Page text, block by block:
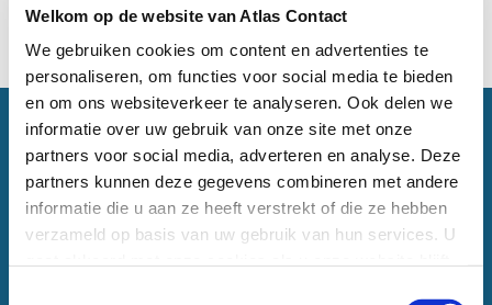
Welkom op de website van Atlas Contact
We gebruiken cookies om content en advertenties te
personaliseren, om functies voor social media te bieden
en om ons websiteverkeer te analyseren. Ook delen we
informatie over uw gebruik van onze site met onze
partners voor social media, adverteren en analyse. Deze
partners kunnen deze gegevens combineren met andere
informatie die u aan ze heeft verstrekt of die ze hebben
verzameld op basis van uw gebruik van hun services. U
NIEUWSBRIEF